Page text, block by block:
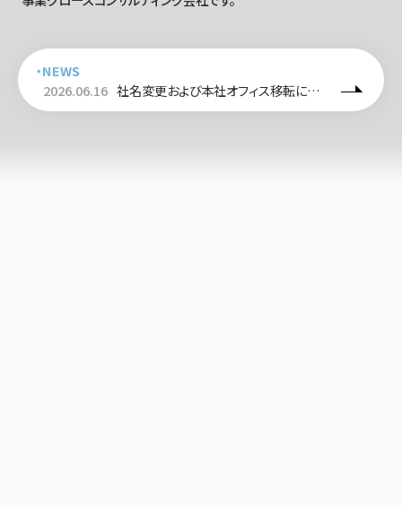
・NEWS
2026.06.16 社名変更および本社オフィス移転に関す
るご案内